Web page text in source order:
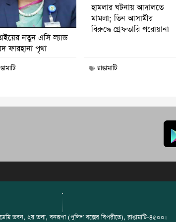
নতুন এসি ল্যান্ড
ফারহানা পৃথা
হামলার ঘটনায় আদালতে
মামলা; তিন আসামীর
বিরুদ্ধে গ্রেফতারি পরোয়ানা
রাঙামাটি
ভবন, ২য় তলা, বনরূপা (পুলিশ বক্সের বিপরীতে), রাঙামাটি-৪৫০০।